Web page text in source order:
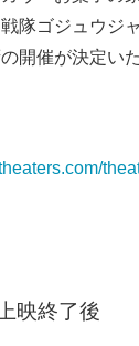
隊ゴジュウジ
開催が決定い
映終了後